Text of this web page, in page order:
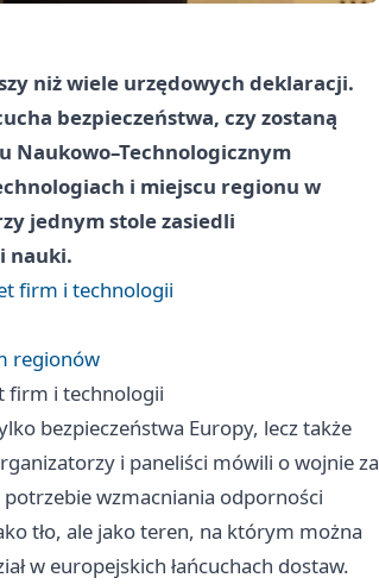
niż wiele urzędowych deklaracji.
bezpieczeństwa, czy zostaną
Naukowo–Technologicznym
i miejscu regionu w
jednym stole zasiedli
nauki.
firm i technologii
regionów
firm i technologii
bezpieczeństwa Europy, lecz także
i paneliści mówili o wojnie za
wzmacniania odporności
tło, ale jako teren, na którym można
w europejskich łańcuchach dostaw.